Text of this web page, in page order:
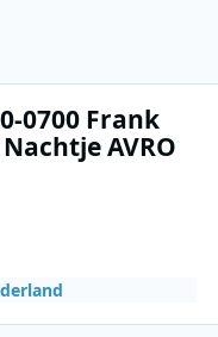
0700 Frank
AVRO